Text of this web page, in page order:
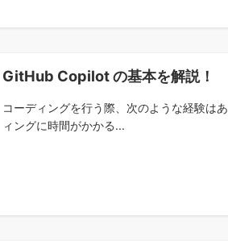
GitHub Copilot の基本を解説！
コーディングを行う際、次のような経験は
ィングに時間がかかる...